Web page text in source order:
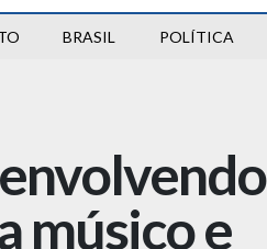
BRASIL POLÍTICA
músico e